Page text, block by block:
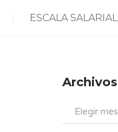
ESCALA SALARIAL
Archivos
Archivos